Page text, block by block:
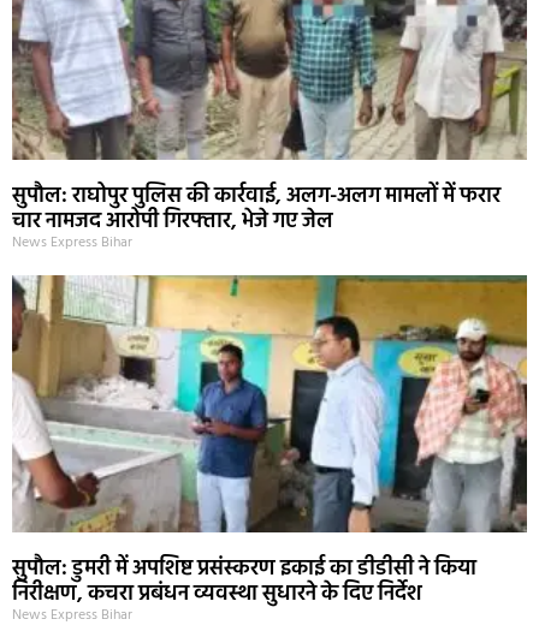
सुपौल: राघोपुर पुलिस की कार्रवाई, अलग-अलग मामलों में फरार
चार नामजद आरोपी गिरफ्तार, भेजे गए जेल
News Express Bihar
सुपौल: डुमरी में अपशिष्ट प्रसंस्करण इकाई का डीडीसी ने किया
निरीक्षण, कचरा प्रबंधन व्यवस्था सुधारने के दिए निर्देश
News Express Bihar